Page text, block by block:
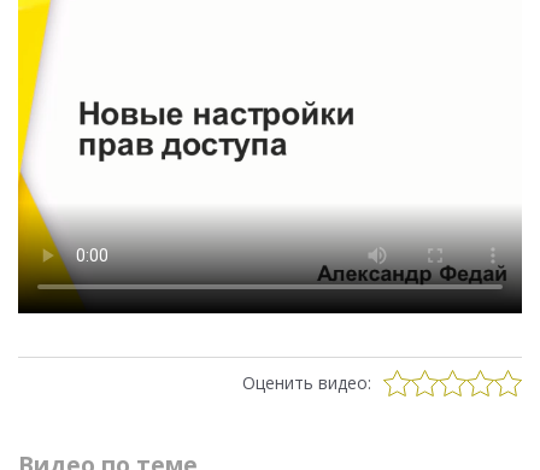
Оценить видео: